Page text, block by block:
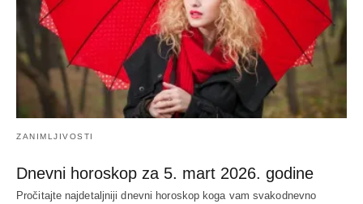
ZANIMLJIVOSTI
Dnevni horoskop za 5. mart 2026. godine
Pročitajte najdetaljniji dnevni horoskop koga vam svakodnevno